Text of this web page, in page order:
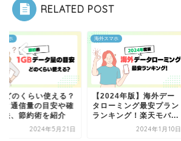
RELATED POST
マホ
どのくらい使える？
タ通信量の目安や確
法、節約術を紹介
2024年5月21日
海外スマホ
【2024年版】海外デー
タローミング最安プラン
ランキング！楽天モバ...
2024年1月10日